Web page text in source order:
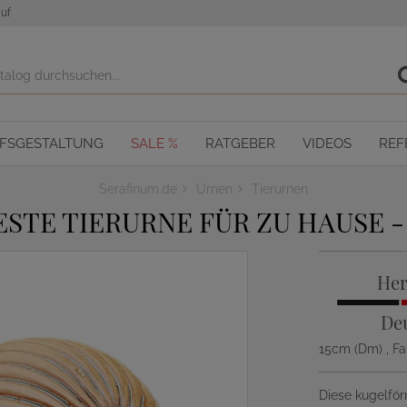
SALE % RATGEBER VIDEOS
Serafinum.de Urnen Tierurnen
TIERURNE FÜR ZU HAUSE
15cm (Dm) ,
Diese